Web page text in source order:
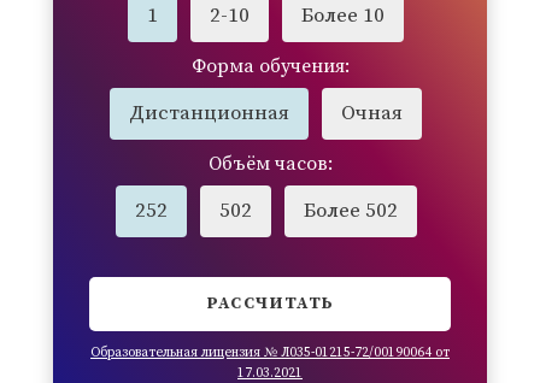
1 2-10 Более 10
Форма обучения:
Дистанционная Очная
Объём часов:
252 502 Более 502
РАССЧИТАТЬ
Образовательная лицензия № Л035-01215-72/00190064 от
17.03.2021